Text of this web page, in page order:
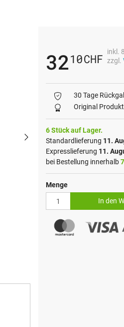
3210CHF
inkl.
zzgl.
30 Tage
Original Produkt
6 Stück auf Lager.
Standardlieferung 11.
Expresslieferung 11.
bei Bestellung innerhalb
Menge
In den